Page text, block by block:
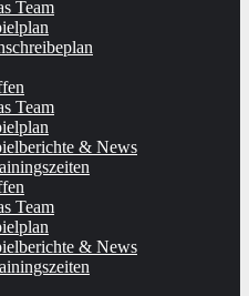
Team
Team
& News
Team
& News